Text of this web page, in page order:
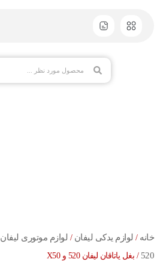
خانه / لوازم یدکی لیفان / لوازم موتوری لیفان
520 / بغل یاتاقان لیفان 520 و X50